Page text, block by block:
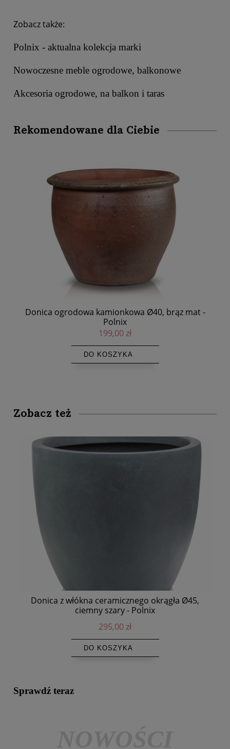
Zobacz także:
Polnix - aktualna kolekcja marki
Nowoczesne meble ogrodowe, balkonowe
Akcesoria ogrodowe, na balkon i taras
Rekomendowane dla Ciebie
Donica ogrodowa kamionkowa Ø40, brąz mat -
Polnix
199,00 zł
DO KOSZYKA
Zobacz też
Donica z włókna ceramicznego okrągła Ø45,
ciemny szary - Polnix
295,00 zł
DO KOSZYKA
Sprawdź teraz